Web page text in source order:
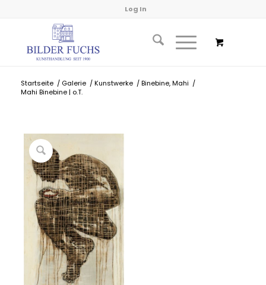
Log In
Startseite / Galerie / Kunstwerke / Binebine, Mahi /
Mahi Binebine | o.T.